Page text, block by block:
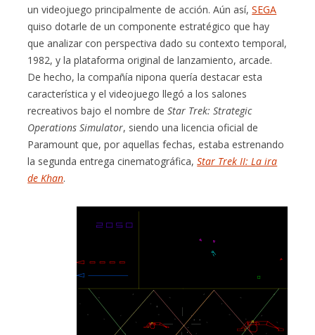
un videojuego principalmente de acción. Aún así,SEGA
quiso dotarle de un componente estratégico que hay
que analizar con perspectiva dado su contexto temporal,
1982, y la plataforma original de lanzamiento, arcade.
De hecho, la compañía nipona quería destacar esta
característica y el videojuego llegó a los salones
recreativos bajo el nombre deStar Trek: Strategic
Operations Simulator, siendo una licencia oficial de
Paramount que, por aquellas fechas, estaba estrenando
la segunda entrega cinematográfica,Star Trek II: La ira
de Khan.